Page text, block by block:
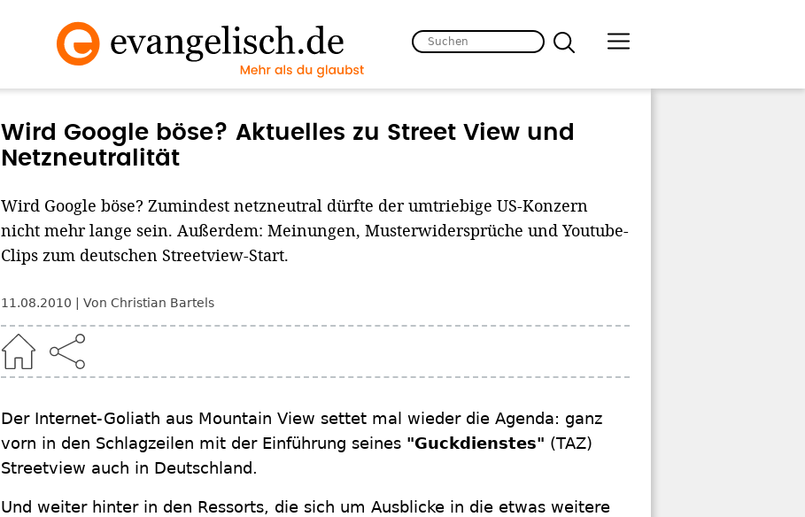
Wird Google böse? Aktuelles zu Street View und
Netzneutralität
Wird Google böse? Zumindest netzneutral dürfte der umtriebige US-Konzern
nicht mehr lange sein. Außerdem: Meinungen, Musterwidersprüche und Youtube-
Clips zum deutschen Streetview-Start.
11.08.2010 Von Christian Bartels
Der Internet-Goliath aus Mountain View settet mal wieder die Agenda: ganz
vorn in den Schlagzeilen mit der Einführung seines "Guckdienstes" (TAZ)
Streetview auch in Deutschland.
Und weiter hinter in den Ressorts, die sich um Ausblicke in die etwas weitere